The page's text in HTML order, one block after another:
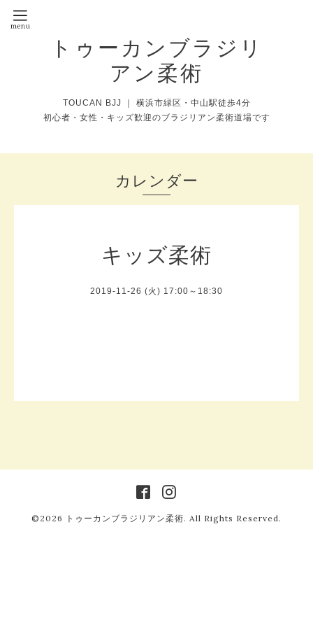
トゥーカンブラジリ
アン柔術
TOUCAN BJJ ｜ 横浜市緑区・中山駅徒歩4分
初心者・女性・キッズ歓迎のブラジリアン柔術道場です
カレンダー
キッズ柔術
2019-11-26 (火) 17:00～18:30
©2026 トゥーカンブラジリアン柔術. All Rights Reserved.